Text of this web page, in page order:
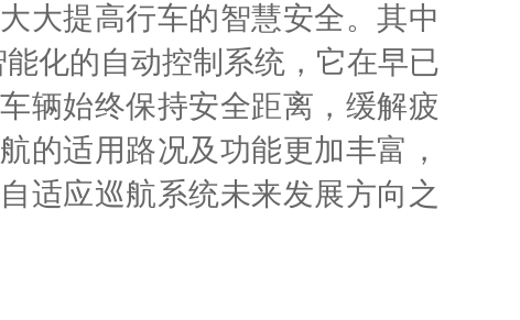
大提高行车的智慧安全。其中
化的自动控制系统，它在早已
辆始终保持安全距离，缓解疲
的适用路况及功能更加丰富，
适应巡航系统未来发展方向之